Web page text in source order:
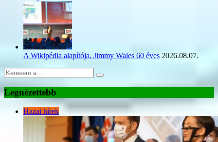
A Wikipédia alapítója, Jimmy Wales 60 éves 2026.08.07.
Legnézettebb
Hazai hírek